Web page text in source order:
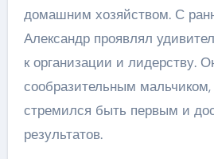
домашним хозяйством. С
Александр проявлял
к организации и лидерству.
сообразительным мальчиком,
стремился быть первым и
результатов.